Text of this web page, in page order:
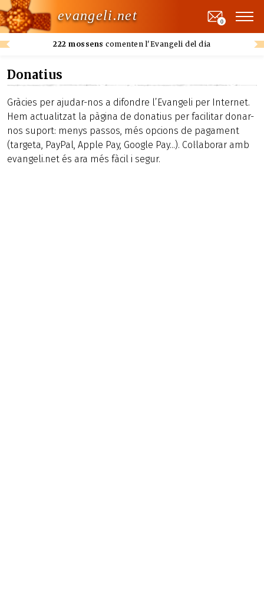
evangeli.net
222 mossens comenten l'Evangeli del dia
0
Donatius
Gràcies per ajudar-nos a difondre l’Evangeli per Internet.
Hem actualitzat la pàgina de donatius per facilitar donar-
nos suport: menys passos, més opcions de pagament
(targeta, PayPal, Apple Pay, Google Pay...). Col·laborar amb
evangeli.net és ara més fàcil i segur.